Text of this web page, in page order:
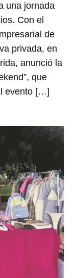
una jornada
Con el
de
privada, en
anunció la
que
evento […]